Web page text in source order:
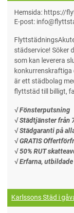
Hemsida: https://
E-post:
städservice! Söker
som kan leverera
konkurrenskraftiga
är ett städbolag
flyttstäd till billigt,
√ Fönsterputsning
√ Städtjänster från
√ Städgaranti på
√ GRATIS
√ 50% RUT
√ Erfarna,
Karlssons Städ i